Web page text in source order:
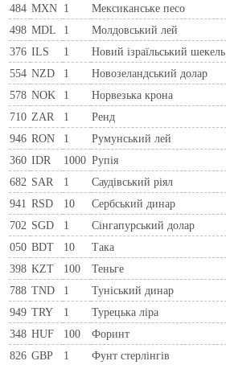
484 MXN 1 Мексиканське песо
498 MDL 1 Молдовський лей
376 ILS 1 Новий ізраїльський шекель
554 NZD 1 Новозеландський долар
578 NOK 1 Норвезька крона
710 ZAR 1 Ренд
946 RON 1 Румунський лей
360 IDR 1000 Рупія
682 SAR 1 Саудівський ріял
941 RSD 10 Сербський динар
702 SGD 1 Сінгапурський долар
050 BDT 10 Така
398 KZT 100 Теньге
788 TND 1 Туніський динар
949 TRY 1 Турецька ліра
348 HUF 100 Форинт
826 GBP 1 Фунт стерлінгів